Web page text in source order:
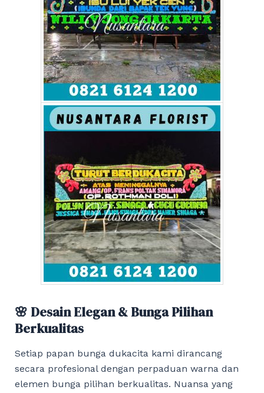
🌸 Desain Elegan & Bunga Pilihan
Berkualitas
Setiap papan bunga dukacita kami dirancang
secara profesional dengan perpaduan warna dan
elemen bunga pilihan berkualitas. Nuansa yang